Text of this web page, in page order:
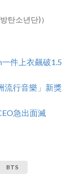
탄소년단)）
件上衣飆破1.5
流行音樂」新獎
急出面滅
BTS